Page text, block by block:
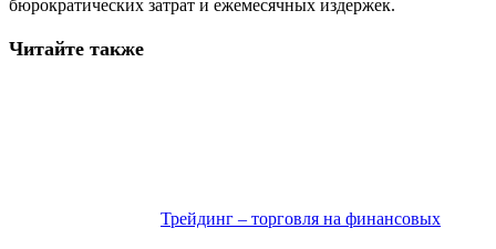
бюрократических затрат и ежемесячных издержек.
Читайте также
Трейдинг – торговля на финансовых